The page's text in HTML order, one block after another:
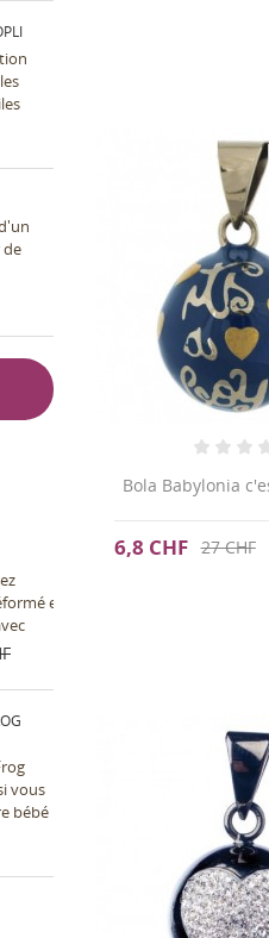
et
vos
en
vous
bébé
le
Bola Babylonia
6,8 CHF 27 CHF